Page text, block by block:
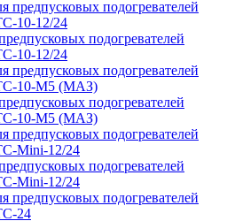
подогревателей
10-12/24
подогревателей
10-М5 (МАЗ)
подогревателей
Mini-12/24